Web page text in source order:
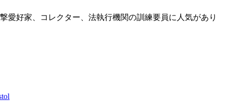
愛好家、コレクター、法執行機関の訓練要員に人気があり